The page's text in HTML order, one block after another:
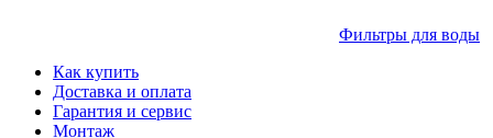
Фильтры для воды
Как купить
Доставка и оплата
Гарантия и сервис
Монтаж